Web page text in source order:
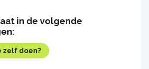
in de volgende
zelf doen?